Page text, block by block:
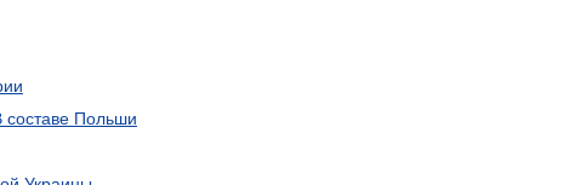
составе Польши